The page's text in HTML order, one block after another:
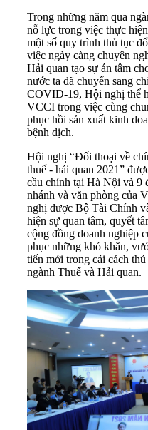
Trong những năm qua
nỗ lực trong việc thực
một số quy trình thủ tục
việc ngày càng chuyên
Hải quan tạo sự án tâm
nước ta đã chuyển sang
COVID-19, Hội nghị thể
VCCI trong việc cùng
phục hồi sản xuất kinh
bệnh dịch.
Hội nghị “Đối thoại về
thuế - hải quan 2021”
cầu chính tại Hà Nội và 9
nhánh và văn phòng của
nghị được Bộ Tài Chính
hiện sự quan tâm, quyết
cộng đồng doanh nghiệp
phục những khó khăn,
tiến mới trong cải cách
ngành Thuế và Hải quan.